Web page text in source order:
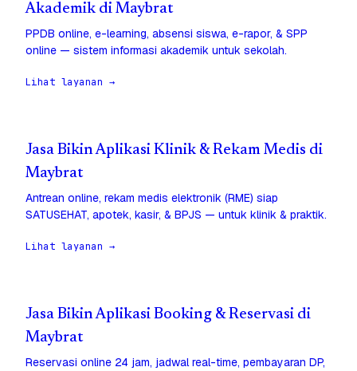
Akademik di Maybrat
PPDB online, e-learning, absensi siswa, e-rapor, & SPP
online — sistem informasi akademik untuk sekolah.
Lihat layanan →
Jasa Bikin Aplikasi Klinik & Rekam Medis di
Maybrat
Antrean online, rekam medis elektronik (RME) siap
SATUSEHAT, apotek, kasir, & BPJS — untuk klinik & praktik.
Lihat layanan →
Jasa Bikin Aplikasi Booking & Reservasi di
Maybrat
Reservasi online 24 jam, jadwal real-time, pembayaran DP,